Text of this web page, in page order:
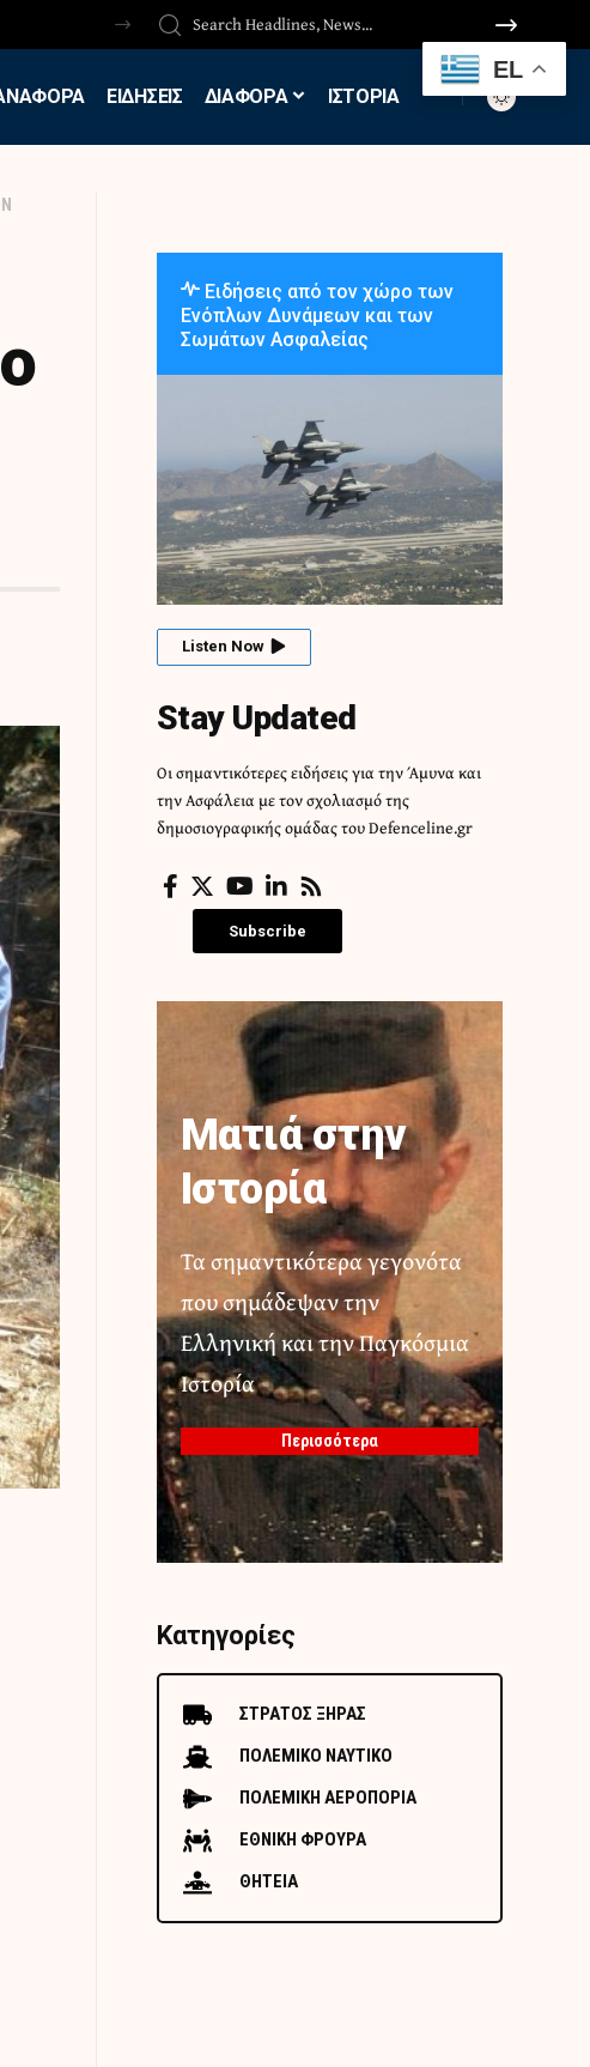
ΕΙΔΗΣΕΙΣ ΔΙΑΦΟΡΑ ΙΣΤΟΡΙΑ
Ειδήσεις από τον χώρο των
Ενόπλων Δυνάμεων και των
Σωμάτων Ασφαλείας
Listen Now
Stay Updated
Οι σημαντικότερες ειδήσεις για την Άμυνα και
την Ασφάλεια με τον σχολιασμό της
δημοσιογραφικής ομάδας του Defenceline.gr
Subscribe
Ματιά στην
Ιστορία
Τα σημαντικότερα γεγονότα
που σημάδεψαν την
Ελληνική και την Παγκόσμια
Ιστορία
Περισσότερα
Κατηγορίες
ΣΤΡΑΤΟΣ ΞΗΡΑΣ
ΠΟΛΕΜΙΚΟ ΝΑΥΤΙΚΟ
ΠΟΛΕΜΙΚΗ ΑΕΡΟΠΟΡΙΑ
ΕΘΝΙΚΗ ΦΡΟΥΡΑ
ΘΗΤΕΙΑ
EL